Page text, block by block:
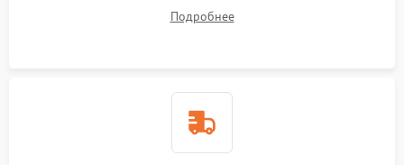
Подробнее